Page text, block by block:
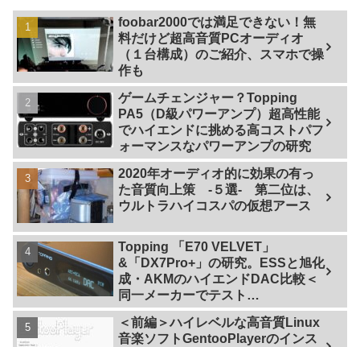
foobar2000では満足できない！無
料だけど超高音質PCオーディオ
（１台構成）のご紹介、スマホで操
作も
ゲームチェンジャー？Topping
PA5（D級パワーアンプ）超高性能
でハイエンドに挑める高コストパフ
ォーマンスなパワーアンプの研究
2020年オーディオ的に効果の有っ
た音質向上策 -５選- 第二位は、
ウルトラハイコスパの仮想アース
Topping 「E70 VELVET」
&「DX7Pro+」の研究。ESSと旭化
成・AKMのハイエンドDAC比較＜
同一メーカーでテスト
【ES9038PRO Vs AK4499EX】＞
＜前編＞ハイレベルな高音質Linux
音楽ソフトGentooPlayerのインス